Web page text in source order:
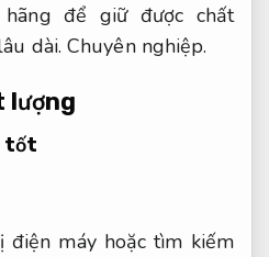
để giữ được chất
dài.Chuyên nghiệp.
lượng
tốt
điện máy hoặc tìm kiếm